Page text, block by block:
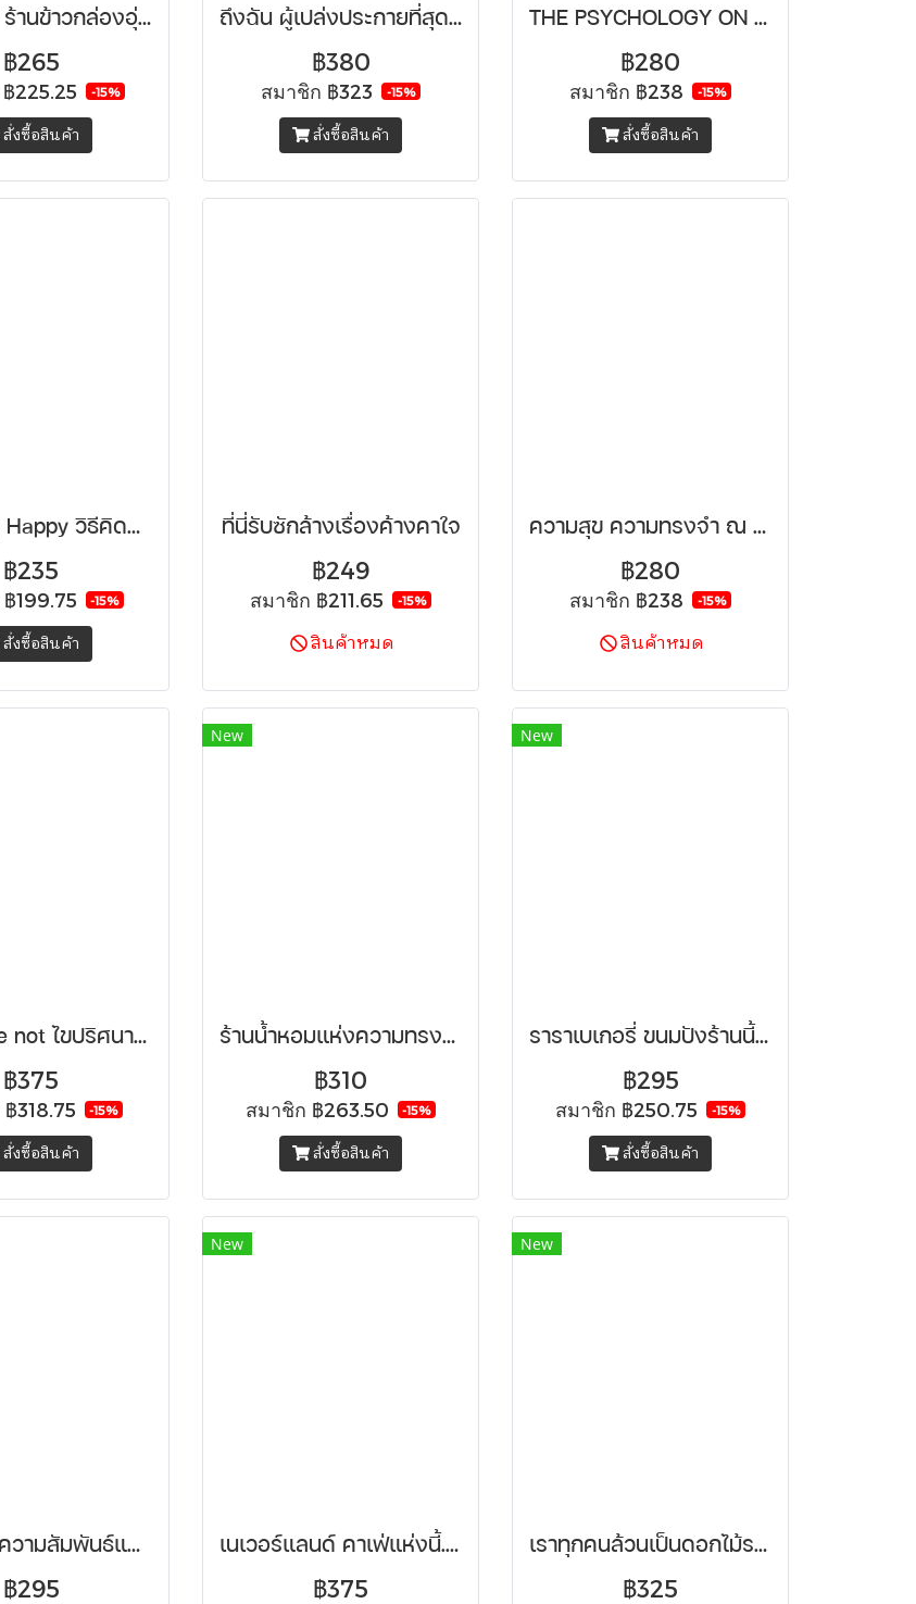
‘คัสตาร์ด’ ร้านข้าวกล่องอุ่นๆ หอมกรุ่นไปด้วยความหวัง
฿265
฿225.25 -15%
สั่งซื้อสินค้า
ถึงฉัน ผู้เปล่งประกายที่สุดในวันนี้
฿380
สมาชิก ฿323 -15%
สั่งซื้อสินค้า
THE PSYCHOLOGY ON MY WAY TO WORK คู่มือเตรียมใจไปทำงาน เมื่อต้องผ่านสถานี “เพลียจิต”
฿280
สมาชิก ฿238 -15%
สั่งซื้อสินค้า
Seriously Happy วิธีคิดแบบสุขจริง (ไม่ใช่เล่น)
฿235
฿199.75 -15%
สั่งซื้อสินค้า
ที่นี่รับซักล้างเรื่องค้างคาใจ
฿249
สมาชิก ฿211.65 -15%
สินค้าหมด
ความสุข ความทรงจำ ณ ร้านชำบกกิล
฿280
สมาชิก ฿238 -15%
สินค้าหมด
Forget me not ไขปริศนาดอกไม้ที่ไม่มีวันลืม
฿375
฿318.75 -15%
สั่งซื้อสินค้า
New
ร้านน้ำหอมแห่งความทรงจำ... เพราะเธอคือคนที่ฉันไม่มีวันลืม
฿310
สมาชิก ฿263.50 -15%
สั่งซื้อสินค้า
New
ราราเบเกอรี่ ขนมปังร้านนี้ช่วยชีวิตผู้คน
฿295
สมาชิก ฿250.75 -15%
สั่งซื้อสินค้า
อย่าอยู่กับความสัมพันธ์แย่ๆ จนลืมว่าต้องแคร์ตัวเอง
฿295
New
เนเวอร์แลนด์ คาเฟ่แห่งนี้... ความฝันไม่มีวันหมดอายุ
฿375
New
เราทุกคนล้วนเป็นดอกไม้รอวันผลิบาน
฿325